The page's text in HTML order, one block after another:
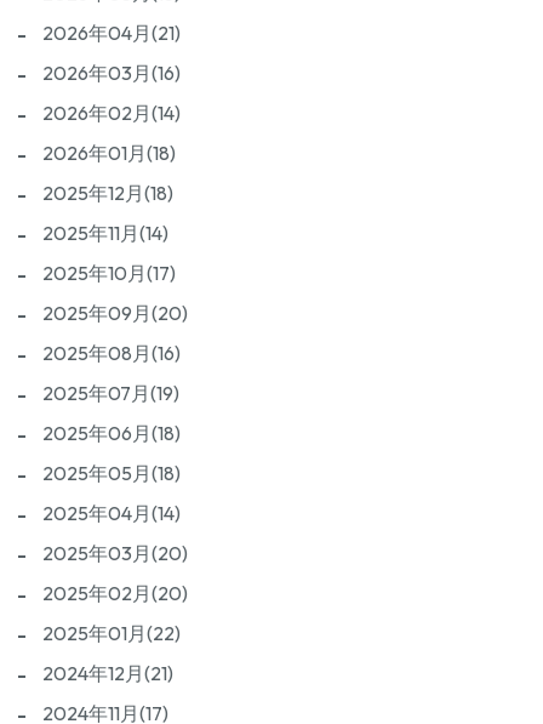
2026年04月(21)
2026年03月(16)
2026年02月(14)
2026年01月(18)
2025年12月(18)
2025年11月(14)
2025年10月(17)
2025年09月(20)
2025年08月(16)
2025年07月(19)
2025年06月(18)
2025年05月(18)
2025年04月(14)
2025年03月(20)
2025年02月(20)
2025年01月(22)
2024年12月(21)
2024年11月(17)